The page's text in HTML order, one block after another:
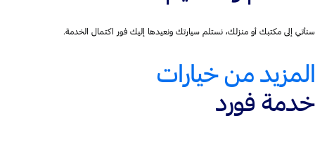
سنأتي إلى مكتبك أو منزلك، نستلم سيارتك ونعيدها إليك فور اكتمال الخدمة.
المزيد من خيارات
خدمة فورد